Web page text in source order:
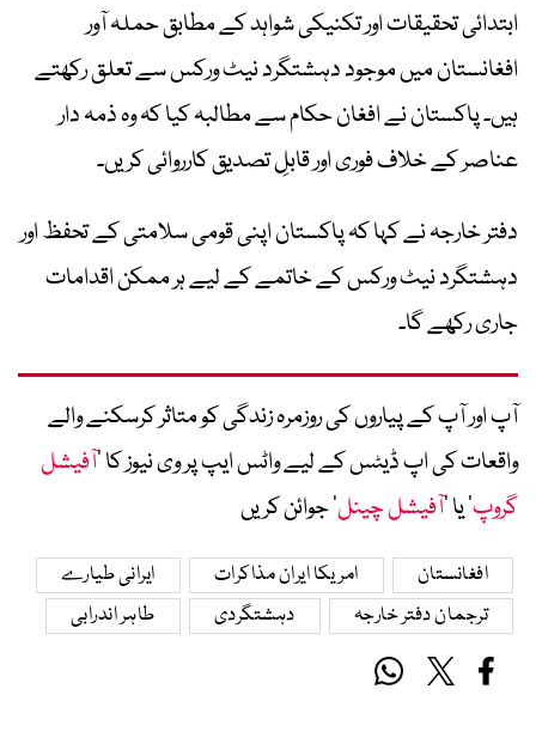
ابتدائی تحقیقات اور تکنیکی شواہد کے مطابق حملہ آور
افغانستان میں موجود دہشتگرد نیٹ ورکس سے تعلق رکھتے
ہیں۔ پاکستان نے افغان حکام سے مطالبہ کیا کہ وہ ذمہ دار
عناصر کے خلاف فوری اور قابلِ تصدیق کارروائی کریں۔
دفتر خارجہ نے کہا کہ پاکستان اپنی قومی سلامتی کے تحفظ اور
دہشتگرد نیٹ ورکس کے خاتمے کے لیے ہر ممکن اقدامات
جاری رکھے گا۔
آپ اور آپ کے پیاروں کی روزمرہ زندگی کو متاثر کرسکنے والے
واقعات کی اپ ڈیٹس کے لیے واٹس ایپ پر وی نیوز کا ’آفیشل
گروپ‘ یا ’آفیشل چینل‘ جوائن کریں
افغانستان امریکا ایران مذاکرات
ایرانی طیارے
ترجمان دفتر خارجہ
دہشتگردی طاہر اندرابی